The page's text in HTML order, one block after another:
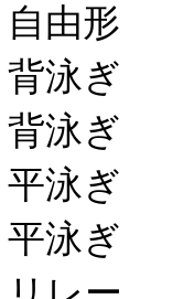
自由形
背泳ぎ
背泳ぎ
平泳ぎ
平泳ぎ